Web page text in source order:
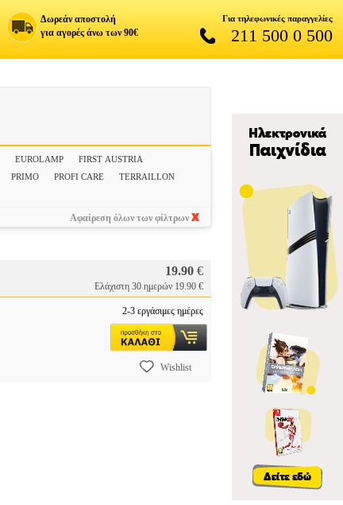
Δωρεάν αποστολή
για αγορές άνω των 90€
Για τηλεφωνικές παραγγελίες
211 500 0 500
EUROLAMP
FIRST AUSTRIA
PRIMO PROFI CARE
TERRAILLON
Αφαίρεση όλων των φίλτρων
19.90 €
Ελάχιστη 30 ημερών 19.90 €
2-3 εργάσιμες ημέρες
Wishlist